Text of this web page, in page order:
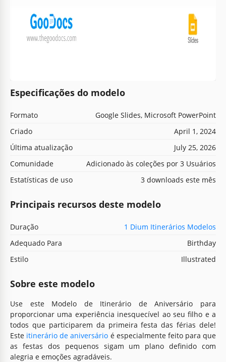
Especificações do modelo
Formato
Google Slides, Microsoft PowerPoint
Criado
April 1, 2024
Última atualização
July 25, 2026
Comunidade
Adicionado às coleções por 3 Usuários
Estatísticas de uso
3 downloads este mês
Principais recursos deste modelo
Duração
1 Dium Itinerários Modelos
Adequado Para
Birthday
Estilo
Illustrated
Sobre este modelo
Use este Modelo de Itinerário de Aniversário para
proporcionar uma experiência inesquecível ao seu filho e a
todos que participarem da primeira festa das férias dele!
Este itinerário de aniversário é especialmente feito para que
as festas dos pequenos sigam um plano definido com
alegria e emoções agradáveis.